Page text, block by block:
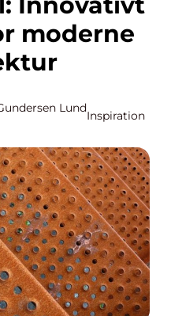
moderne
Lund
Inspiration